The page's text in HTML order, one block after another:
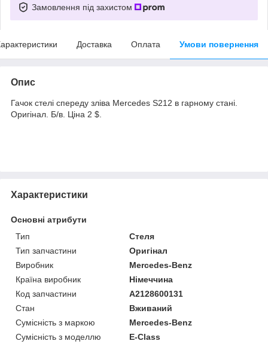
Замовлення під захистом
Доставка Оплата Умови повернення
Опис
Гачок стелі спереду зліва Mercedes S212 в гарному стані.
Оригінал. Б/в. Ціна 2 $.
Характеристики
Основні атрибути
Тип
Стеля
Тип запчастини
Оригінал
Виробник
Mercedes-Benz
Країна виробник
Німеччина
Код запчастини
A2128600131
Стан
Вживаний
Сумісність з маркою
Mercedes-Benz
Сумісність з моделлю
E-Class